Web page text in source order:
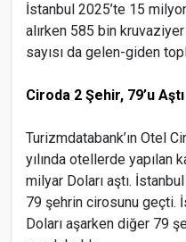
İstanbul 2025’te 15
alırken 585 bin
sayısı da gelen-giden
Ciroda 2 Şehir, 79’u Aştı
Turizmdatabank’ın Otel
yılında otellerde yapılan
milyar Doları aştı.
79 şehrin cirosunu geçti.
Doları aşarken diğer 79